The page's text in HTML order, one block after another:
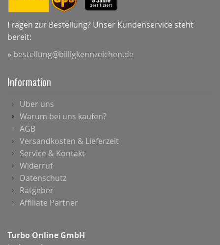
Fragen zur Bestellung? Unser Kundenservice steht
bereit:
» bestellung@billigkennzeichen.de
Information
Über uns
Warum bei uns kaufen?
AGB
Versandkosten & Lieferzeit
Service & Kontakt
Widerruf
Datenschutz
Ratgeber
Affiliate Partner
Turbo Online GmbH